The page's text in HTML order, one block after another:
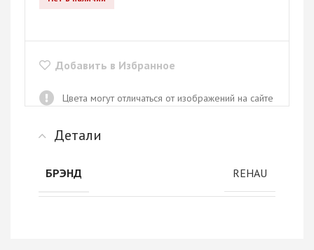
Добавить в Избранное
Цвета могут отличаться от изображений на сайте
Детали
БРЭНД REHAU